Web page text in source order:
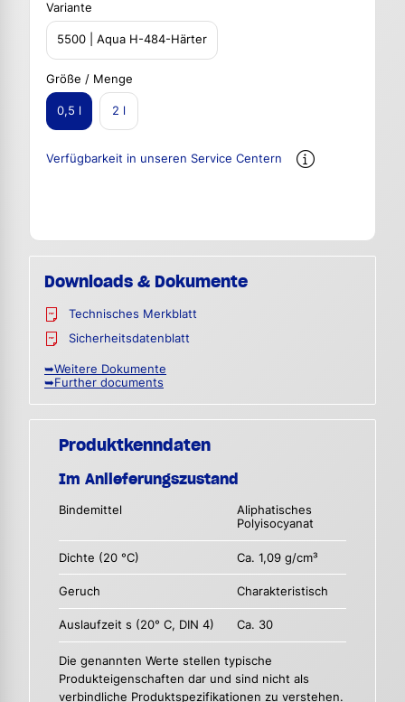
Variante
5500 | Aqua H-484-Härter
Größe / Menge
0,5 l 2 l
Verfügbarkeit in unseren Service Centern
Downloads & Dokumente
Technisches Merkblatt
Sicherheitsdatenblatt
➥Weitere Dokumente
➥Further documents
Produktkenndaten
Im Anlieferungszustand
Bindemittel
Aliphatisches
Polyisocyanat
Dichte (20 °C) Ca. 1,09 g/cm³
Geruch Charakteristisch
Auslaufzeit s (20° C, DIN 4) Ca. 30
Die genannten Werte stellen typische
Produkteigenschaften dar und sind nicht als
verbindliche Produktspezifikationen zu verstehen.